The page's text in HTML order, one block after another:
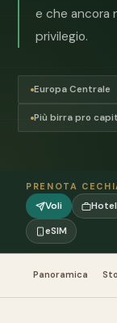
e che ancora
privilegio.
Europa Centrale
Più birra pro
PRENOTA
Voli Hotel
eSIM
Panoramica